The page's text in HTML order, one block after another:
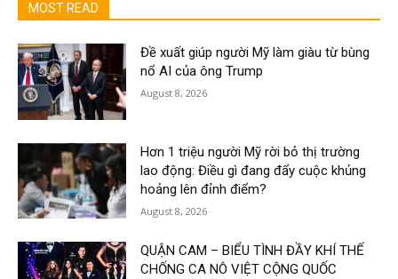
MOST READ
Đề xuất giúp người Mỹ làm giàu từ bùng
nổ AI của ông Trump
August 8, 2026
Hơn 1 triệu người Mỹ rời bỏ thị trường
lao động: Điều gì đang đẩy cuộc khủng
hoảng lên đỉnh điểm?
August 8, 2026
QUẬN CAM – BIỂU TÌNH ĐẦY KHÍ THẾ
CHỐNG CA NÔ VIỆT CỘNG QUỐC